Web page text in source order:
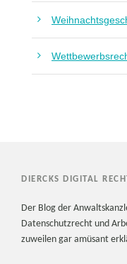
DIERCKS DIGITAL
Der Blog der
Datenschutzrecht und
zuweilen gar amüsant